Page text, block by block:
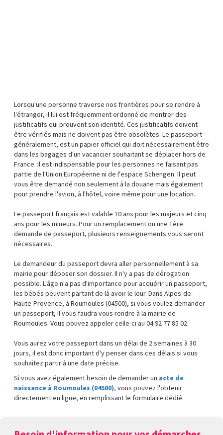
Lorsqu'une personne traverse nos frontières pour se rendre à
l'étranger, il lui est fréquemment ordonné de montrer des
justificatifs qui prouvent son identité. Ces justificatifs doivent
être vérifiés mais ne doivent pas être obsolètes. Le passeport
généralement, est un papier officiel qui doit nécessairement être
dans les bagages d'un vacancier souhaitant se déplacer hors de
France. Il est indispensable pour les personnes ne faisant pas
partie de l'Union Européenne ni de l'espace Schengen. Il peut
vous être demandé non seulement à la douane mais également
pour prendre l'avion, à l'hôtel, voire même pour une location.
Le passeport français est valable 10 ans pour les majeurs et cinq
ans pour les mineurs. Pour un remplacement ou une 1ère
demande de passeport, plusieurs renseignements vous seront
nécessaires.
Le demandeur du passeport devra aller personnellement à sa
mairie pour déposer son dossier. Il n'y a pas de dérogation
possible. L'âge n'a pas d'importance pour acquérir un passeport,
les bébés peuvent partant de là avoir le leur. Dans Alpes-de-
Haute-Provence, à Roumoules (04500), si vous voulez demander
un passeport, il vous faudra vous rendre à la mairie de
Roumoules. Vous pouvez appeler celle-ci au 04 92 77 85 02.
Vous aurez votre passeport dans un délai de 2 semaines à 30
jours, il est donc important d'y penser dans ces délais si vous
souhaitez partir à une date précise.
Si vous avez également besoin de demander un acte de
naissance à Roumoules (04500), vous pouvez l'obtenir
directement en ligne, en remplissant le formulaire dédié.